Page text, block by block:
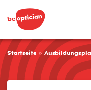
Startseite